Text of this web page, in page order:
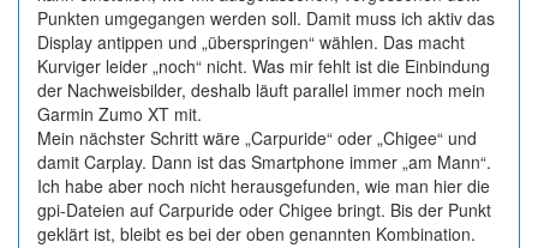
Punkten umgegangen werden soll. Damit muss ich aktiv das
Display antippen und „überspringen“ wählen. Das macht
Kurviger leider „noch“ nicht. Was mir fehlt ist die Einbindung
der Nachweisbilder, deshalb läuft parallel immer noch mein
Garmin Zumo XT mit.
Mein nächster Schritt wäre „Carpuride“ oder „Chigee“ und
damit Carplay. Dann ist das Smartphone immer „am Mann“.
Ich habe aber noch nicht herausgefunden, wie man hier die
gpi-Dateien auf Carpuride oder Chigee bringt. Bis der Punkt
geklärt ist, bleibt es bei der oben genannten Kombination.